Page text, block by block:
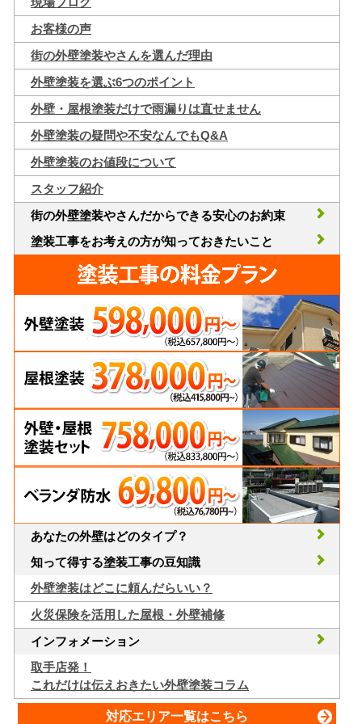
お客様の声
街の外壁塗装やさんを選んだ理由
外壁塗装を選ぶ6つのポイント
外壁・屋根塗装だけで雨漏りは直せません
外壁塗装の疑問や不安なんでもQ&A
外壁塗装のお値段について
スタッフ紹介
街の外壁塗装やさんだからできる安心のお約束
塗装工事をお考えの方が知っておきたいこと
あなたの外壁はどのタイプ？
知って得する塗装工事の豆知識
外壁塗装はどこに頼んだらいい？
火災保険を活用した屋根・外壁補修
インフォメーション
取手店発！
これだけは伝えおきたい外壁塗装コラム
対応エリア一覧はこちら